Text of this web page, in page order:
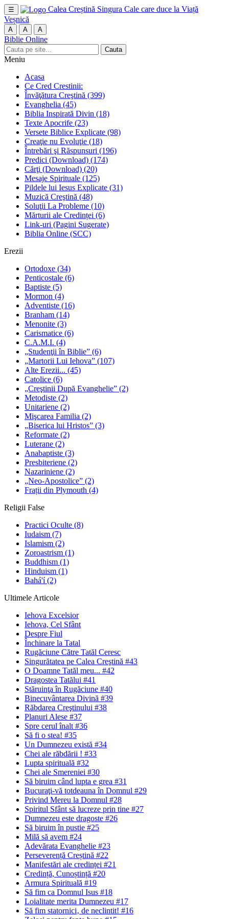
☰ Calea Creștină Singura Cale care duce la Viață
Veșnică
A A A
Biblie Online
Cauta
Meniu
Acasa
Ce Cred Crestinii:
Învăţătura Creştină (399)
Evanghelia (45)
Biblia Inspirată Divin (18)
Texte Apocrife (23)
Versete Biblice Explicate (98)
Creaţie nu Evoluţie (18)
Întrebări şi Răspunsuri (196)
Predici (Download) (174)
Cărţi (Download) (20)
Mesaje Spirituale (125)
Pildele lui Iesus Explicate (31)
Muzică Creştină (48)
Soluţii La Probleme (10)
Mărturii ale Credinței (6)
Link-uri (Pagini Sugerate)
Biblia Online (SCC)
Erezii
Ortodoxe (34)
Penticostale (6)
Baptiste (5)
Mormon (4)
Adventiste (16)
Branham (14)
Menonite (3)
Carismatice (6)
C.A.M.I. (4)
„Studenţii în Biblie” (6)
„Martorii Lui Iehova” (107)
Alte Erezii... (45)
Catolice (6)
„Creştinii După Evanghelie” (2)
Metodiste (2)
Unitariene (2)
Mişcarea Familia (2)
„Biserica lui Hristos” (3)
Reformate (2)
Luterane (2)
Anabaptiste (3)
Presbiteriene (2)
Nazariniene (2)
„Neo-Apostolice” (2)
Frații din Plymouth (4)
Religii False
Practici Oculte (8)
Iudaism (7)
Islamism (2)
Zoroastrism (1)
Buddhism (1)
Hinduism (1)
Bahá'í(2)
Ultimele Articole
Iehova Excelsior
Iehova, Cel Sfânt
Despre Fiul
Închinare la Tatal
Rugăciune Către Tatăl Ceresc
Singurătatea pe Calea Creştină #43
O Doamne Tatăl meu... #42
Dragostea Tatălui #41
Stăruinţa în Rugăciune #40
Binecuvântarea Divină #39
Răbdarea Creştinului #38
Planuri Alese #37
Spre cerul înalt #36
Să fi o stea! #35
Un Dumnezeu există #34
Chei ale răbdării ! #33
Lupta spirituală #32
Chei ale Smereniei #30
Să biruim când lupta e grea #31
Bucuraţi-vă totdeauna în Domnul #29
Privind Mereu la Domnul #28
Spiritul Sfânt să lucreze prin tine #27
Dumnezeu este dragoste #26
Să biruim în pustie #25
Milă să avem #24
Adevărata Evanghelie #23
Perseverență Creștină #22
Manifestări ale credinței #21
Credință, Cunoștință #20
Armura Spirituală #19
Să fim ca Domnul Isus #18
Loialitate merita Dumnezeu #17
Să fim statornici‚ de neclintit! #16